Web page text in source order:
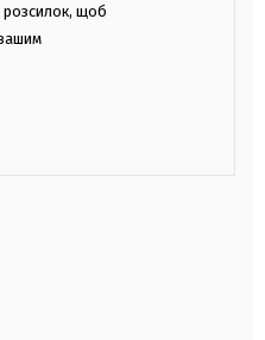
розсилок, щоб